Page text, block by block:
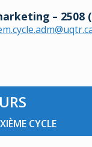
– 2508
CYCLE